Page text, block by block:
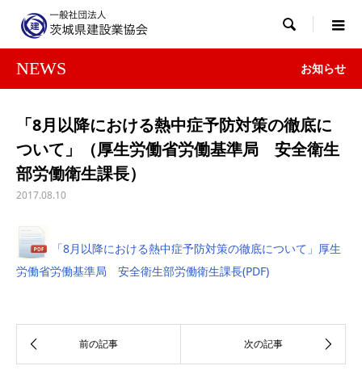

NEWS お知らせ
「8月以降における熱中症予防対策の徹底に
ついて」（厚生労働省労働基準局 安全衛生
部労働衛生課長）
2017.08.10
「8月以降における熱中症予防対策の徹底について」厚生
労働省労働基準局 安全衛生部労働衛生課長(PDF)